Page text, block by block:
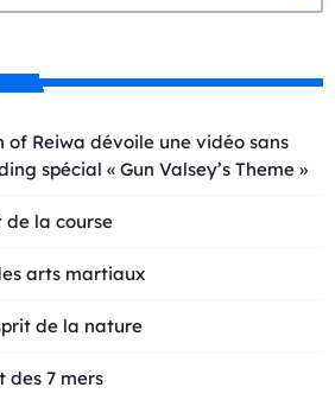
of Reiwa dévoile une vidéo sans
spécial « Gun Valsey’s Theme »
de la course
arts martiaux
de la nature
des 7 mers